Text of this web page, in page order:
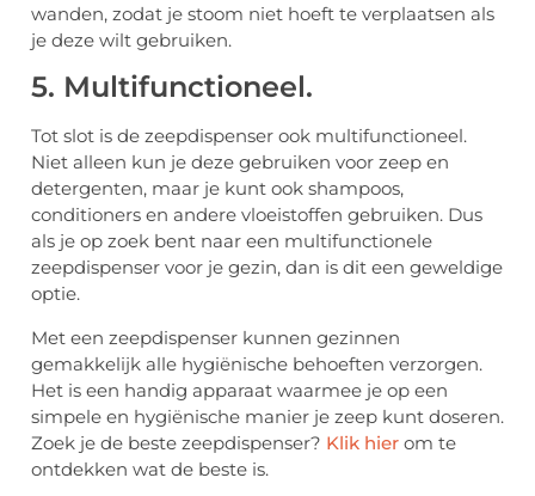
wanden, zodat je stoom niet hoeft te verplaatsen als
je deze wilt gebruiken.
5. Multifunctioneel.
Tot slot is de zeepdispenser ook multifunctioneel.
Niet alleen kun je deze gebruiken voor zeep en
detergenten, maar je kunt ook shampoos,
conditioners en andere vloeistoffen gebruiken. Dus
als je op zoek bent naar een multifunctionele
zeepdispenser voor je gezin, dan is dit een geweldige
optie.
Met een zeepdispenser kunnen gezinnen
gemakkelijk alle hygiënische behoeften verzorgen.
Het is een handig apparaat waarmee je op een
simpele en hygiënische manier je zeep kunt doseren.
Zoek je de beste zeepdispenser? Klik hier om te
ontdekken wat de beste is.